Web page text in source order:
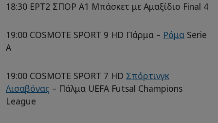
18:30 ΕΡΤ2 ΣΠΟΡ A1 Μπάσκετ με Αμαξίδιο Final 4
19:00 COSMOTE SPORT 9 HD Πάρμα – Ρόμα Serie
A
19:00 COSMOTE SPORT 7 HD Σπόρτινγκ
Λισαβόνας – Πάλμα UEFA Futsal Champions
League